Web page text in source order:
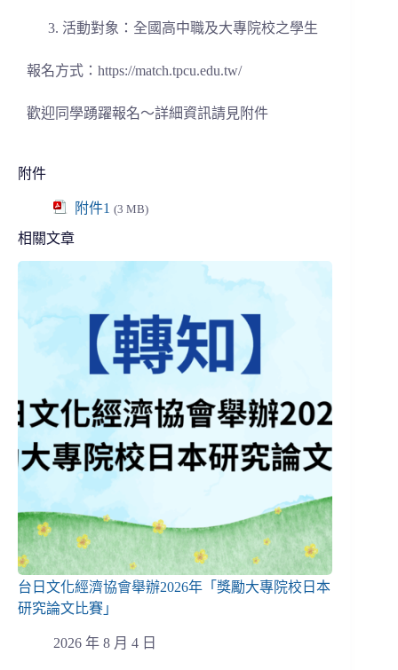
活動對象：全國高中職及大專院校之學生
報名方式：https://match.tpcu.edu.tw/
歡迎同學踴躍報名～詳細資訊請見附件
附件
附件1 (3 MB)
相關文章
台日文化經濟協會舉辦2026年「獎勵大專院校日本
研究論文比賽」
2026 年 8 月 4 日